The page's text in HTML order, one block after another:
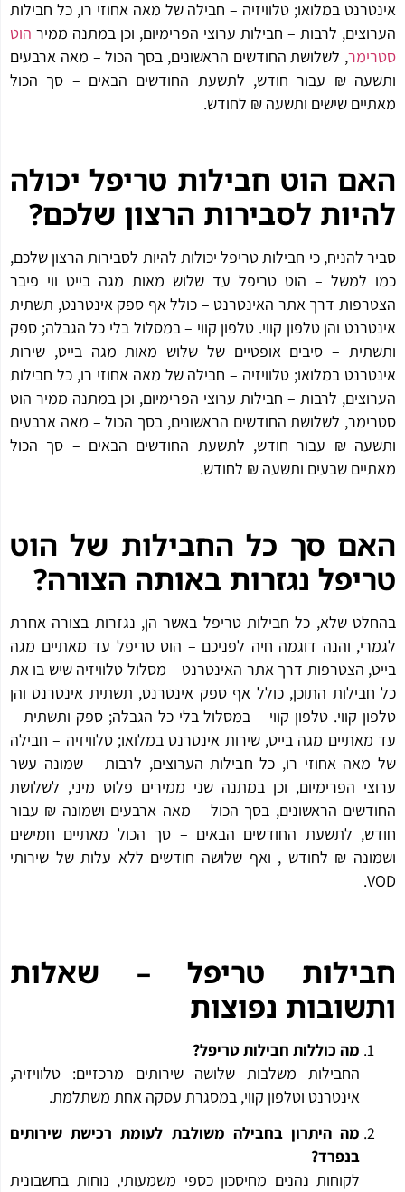
במלואו; טלוויזיה – חבילה של מאה אחוזי רו, כל חבילות
לרבות – חבילות ערוצי הפרימיום, וכן במתנה ממירהוט
, לשלושת החודשים הראשונים, בסך הכול – מאה ארבעים
₪ עבור חודש, לתשעת החודשים הבאים – סך הכול
שישים ותשעה ₪ לחודש.
הוט חבילות טריפל יכולה
לסבירות הרצון שלכם?
להניח, כי חבילות טריפל יכולות להיות לסבירות הרצון שלכם,
למשל – הוט טריפל עד שלוש מאות מגה בייט ווי פיבר
דרך אתר האינטרנט – כולל אף ספק אינטרנט, תשתית
והן טלפון קווי. טלפון קווי – במסלול בלי כל הגבלה; ספק
– סיבים אופטיים של שלוש מאות מגה בייט, שירות
במלואו; טלוויזיה – חבילה של מאה אחוזי רו, כל חבילות
לרבות – חבילות ערוצי הפרימיום, וכן במתנה ממיר הוט
לשלושת החודשים הראשונים, בסך הכול – מאה ארבעים
₪ עבור חודש, לתשעת החודשים הבאים – סך הכול
שבעים ותשעה ₪ לחודש.
סך כל החבילות של הוט
נגזרות באותה הצורה?
שלא, כל חבילות טריפל באשר הן, נגזרות בצורה אחרת
והנה דוגמה חיה לפניכם – הוט טריפל עד מאתיים מגה
הצטרפות דרך אתר האינטרנט – מסלול טלוויזיה שיש בו את
התוכן, כולל אף ספק אינטרנט, תשתית אינטרנט והן
קווי. טלפון קווי – במסלול בלי כל הגבלה; ספק ותשתית –
מגה בייט, שירות אינטרנט במלואו; טלוויזיה – חבילה
אחוזי רו, כל חבילות הערוצים, לרבות – שמונה עשר
הפרימיום, וכן במתנה שני ממירים פלוס מיני, לשלושת
הראשונים, בסך הכול – מאה ארבעים ושמונה ₪ עבור
לתשעת החודשים הבאים – סך הכול מאתיים חמישים
₪ לחודש , ואף שלושה חודשים ללא עלות של שירותי
טריפל – שאלות
נפוצות
מה כוללות חבילות טריפל?
החבילות משלבות שלושה שירותים מרכזיים: טלוויזיה,
אינטרנט וטלפון קווי, במסגרת עסקה אחת משתלמת.
מה היתרון בחבילה משולבת לעומת רכישת שירותים
בנפרד?
לקוחות נהנים מחיסכון כספי משמעותי, נוחות בחשבונית